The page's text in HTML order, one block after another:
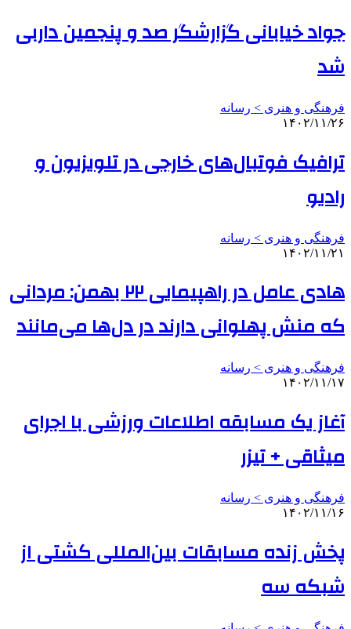
جواد خیابانی گزارشگر صد و پنجمین داربی
شد
فرهنگی و هنری > رسانه
۱۴۰۲/۱۱/۲۶
ترافیک فوتبال‌های خارجی در تلویزیون و
رادیو
فرهنگی و هنری > رسانه
۱۴۰۲/۱۱/۲۱
هادی عامل در راهپیمایی ۲۲ بهمن: مردانی
که منش‌ پهلوانی دارند در دل‌ها می‌مانند
فرهنگی و هنری > رسانه
۱۴۰۲/۱۱/۱۷
آغاز یک مسابقه اطلاعات ورزشی با اجرای
میثاقی + تیزر
فرهنگی و هنری > رسانه
۱۴۰۲/۱۱/۱۶
پخش زنده مسابقات بین‌المللی کشتی از
شبکه سه